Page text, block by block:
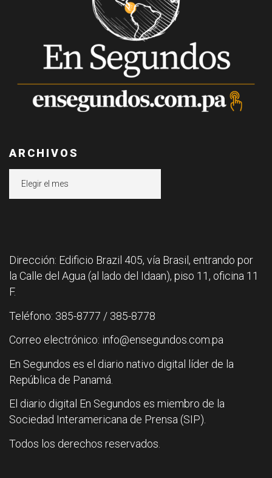
ARCHIVOS
Dirección: Edificio Brazil 405, vía Brasil, entrando por
la Calle del Agua (al lado del Idaan), piso 11, oficina 11
F.
Teléfono: 385-8777 / 385-8778
Correo electrónico: info@ensegundos.com.pa
En Segundos es el diario nativo digital líder de la
República de Panamá.
El diario digital En Segundos es miembro de la
Sociedad Interamericana de Prensa (SIP).
Todos los derechos reservados.